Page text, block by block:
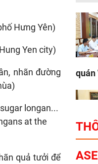
Yen city)
longan...
at the
quán